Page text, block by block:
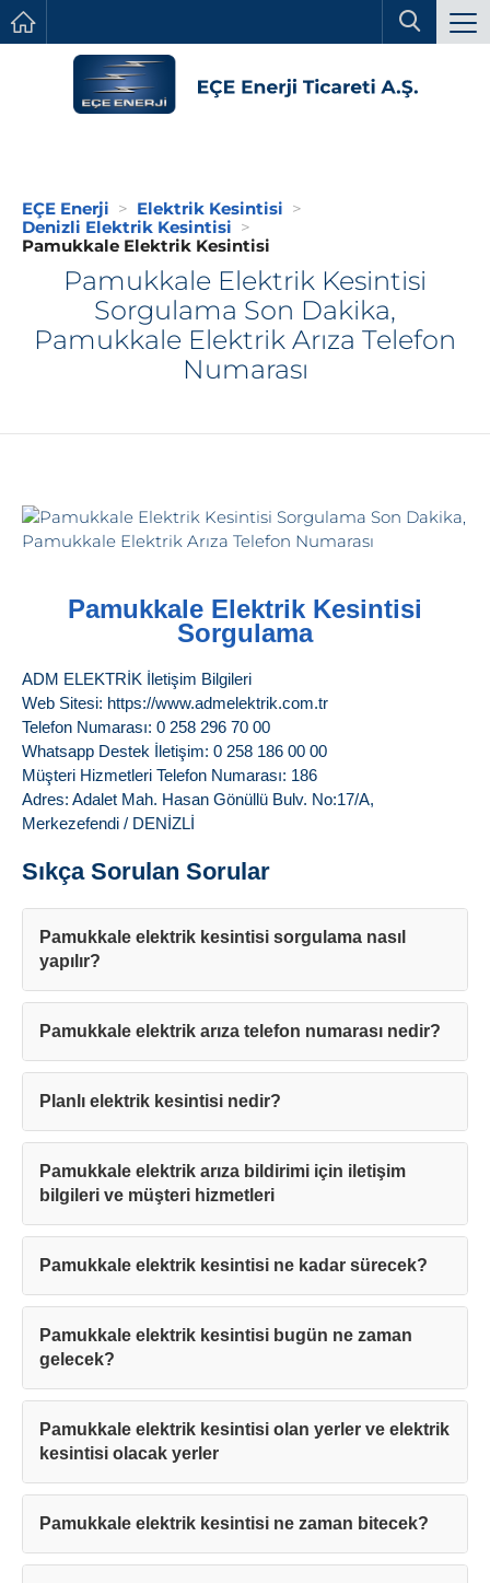
EÇE Enerji
Elektrik Kesintisi
Denizli Elektrik Kesintisi
Pamukkale Elektrik Kesintisi
Pamukkale Elektrik Kesintisi
Sorgulama Son Dakika,
Pamukkale Elektrik Arıza Telefon
Numarası
Pamukkale Elektrik Kesintisi
Sorgulama
ADM ELEKTRİK İletişim Bilgileri
Web Sitesi: https://www.admelektrik.com.tr
Telefon Numarası: 0 258 296 70 00
Whatsapp Destek İletişim: 0 258 186 00 00
Müşteri Hizmetleri Telefon Numarası: 186
Adres: Adalet Mah. Hasan Gönüllü Bulv. No:17/A,
Merkezefendi / DENİZLİ
Sıkça Sorulan Sorular
Pamukkale elektrik kesintisi sorgulama nasıl
yapılır?
Pamukkale elektrik arıza telefon numarası nedir?
Planlı elektrik kesintisi nedir?
Pamukkale elektrik arıza bildirimi için iletişim
bilgileri ve müşteri hizmetleri
Pamukkale elektrik kesintisi ne kadar sürecek?
Pamukkale elektrik kesintisi bugün ne zaman
gelecek?
Pamukkale elektrik kesintisi olan yerler ve elektrik
kesintisi olacak yerler
Pamukkale elektrik kesintisi ne zaman bitecek?